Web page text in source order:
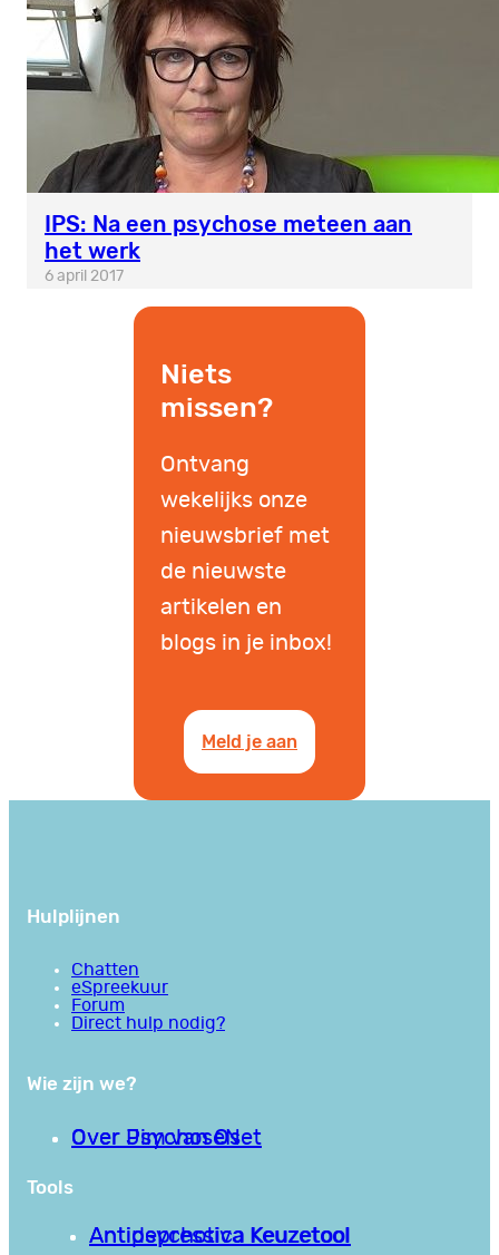
IPS: Na een psychose meteen aan
het werk
6 april 2017
Niets
missen?
Ontvang
wekelijks onze
nieuwsbrief met
de nieuwste
artikelen en
blogs in je inbox!
Meld je aan
Hulplijnen
Chatten
eSpreekuur
Forum
Direct hulp nodig?
Wie zijn we?
Over PsychoseNet
Over Jim van Os
Tools
Antipsychotica Keuzetool
Antidepressiva Keuzetool